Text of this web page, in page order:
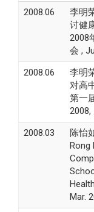
2008.06
李明
讨健
2008
会 ,
2008.06
李明
对高
第一
2008.03
陈怡
Rong
Mar.